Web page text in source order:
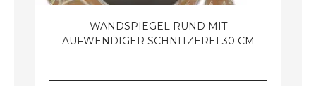
WANDSPIEGEL RUND MIT
AUFWENDIGER SCHNITZEREI 30 CM